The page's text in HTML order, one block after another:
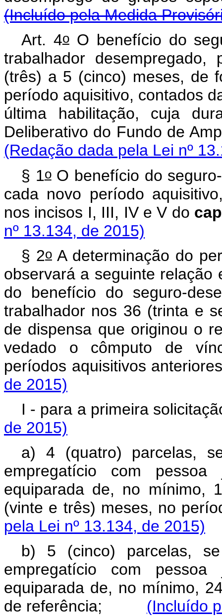
(Incluído pela Medida
Art. 4oO benefício do
trabalhador
(três) a 5 (cinco) meses, de
período aquisitivo, contados
última habilitação, cuja
Deliberativo do Fundo de
(Redação dada pela Lei nº
§ 1oO benefício do
cada novo período
nos incisos I, III, IV e V do
nº 13.134, de 2015)
§ 2o A determinação do
observará a seguinte
do benefício do seguro-
trabalhador nos 36 (trinta e
de dispensa que originou o
vedado o cômputo de
períodos aquisitivos
de 2015)
I - para a primeira
de 2015)
a) 4 (quatro) parcelas,
empregatício com
equiparada de, no mínimo,
(vinte e três) meses, no
pela Lei nº 13.134, de 2015)
b) 5 (cinco) parcelas,
empregatício com
equiparada de, no mínimo,
de referência; (Incluído